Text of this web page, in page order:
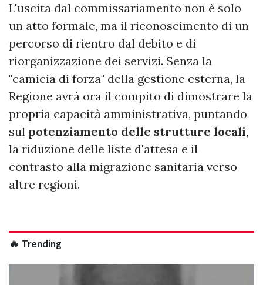
​L'uscita dal commissariamento non è solo
un atto formale, ma il riconoscimento di un
percorso di rientro dal debito e di
riorganizzazione dei servizi. Senza la
"camicia di forza" della gestione esterna, la
Regione avrà ora il compito di dimostrare la
propria capacità amministrativa, puntando
sul potenziamento delle strutture locali,
la riduzione delle liste d'attesa e il
contrasto alla migrazione sanitaria verso
altre regioni.
🔥 Trending